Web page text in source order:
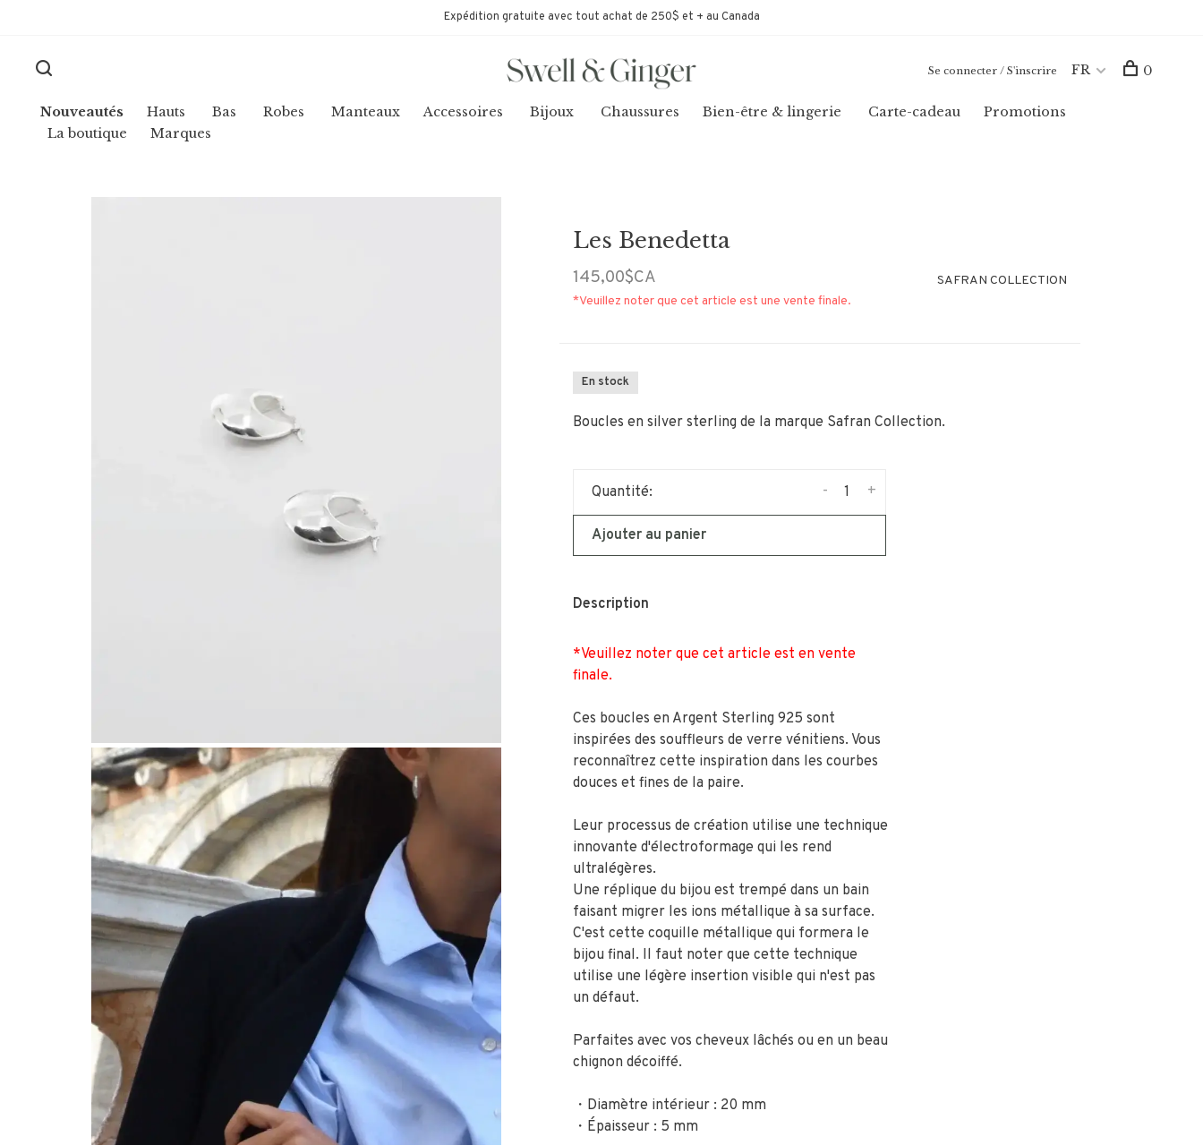
Expédition gratuite avec tout achat de 250$ et + au Canada
Nouveautés Hauts Bas Robes Manteaux Accessoires Bijoux Chaussures Bien-être & lingerie Carte-cadeau
Promotions
La boutique
Marques
Se connecter / S'inscrire FR 0
Les Benedetta
145,00$CA
*Veuillez noter que cet article est une vente finale.
SAFRAN COLLECTION
En stock
Boucles en silver sterling de la marque Safran Collection.
Quantité: +
-
Ajouter au panier
Description
*Veuillez noter que cet article est en vente
finale.
Ces boucles en Argent Sterling 925 sont
inspirées des souffleurs de verre vénitiens. Vous
reconnaîtrez cette inspiration dans les courbes
douces et fines de la paire.
Leur processus de création utilise une technique
innovante d'électroformage qui les rend
ultralégères.
Une réplique du bijou est trempé dans un bain
faisant migrer les ions métallique à sa surface.
C'est cette coquille métallique qui formera le
bijou final. Il faut noter que cette technique
utilise une légère insertion visible qui n'est pas
un défaut.
Parfaites avec vos cheveux lâchés ou en un beau
chignon décoiffé.
・Diamètre intérieur : 20 mm
・Épaisseur : 5 mm